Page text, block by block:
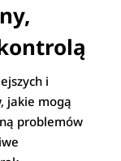
i
jakie mogą
problemów